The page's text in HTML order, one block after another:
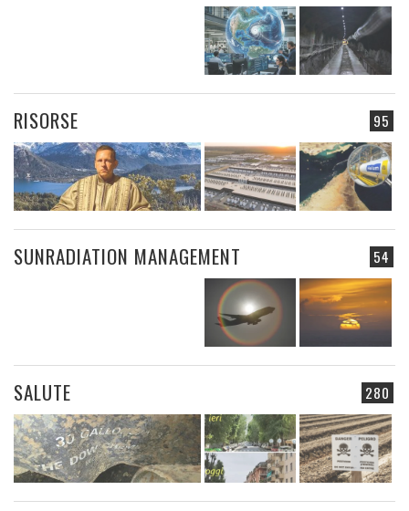
95
RISORSE
54
SUNRADIATION MANAGEMENT
280
SALUTE